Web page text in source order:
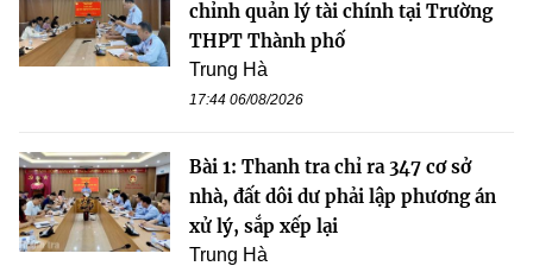
chỉnh quản lý tài chính tại Trường
THPT Thành phố
Trung Hà
17:44 06/08/2026
Bài 1: Thanh tra chỉ ra 347 cơ sở
nhà, đất dôi dư phải lập phương án
xử lý, sắp xếp lại
Trung Hà